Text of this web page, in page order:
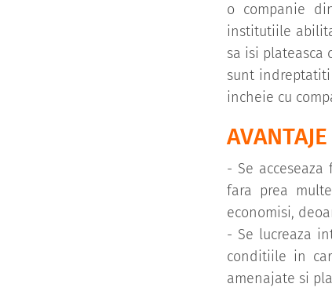
o companie
institutiile
sa isi plateasca
sunt
incheie cu
AVANTAJE
- Se
fara prea
economisi,
- Se lucreaza
conditiile in
amenajate si